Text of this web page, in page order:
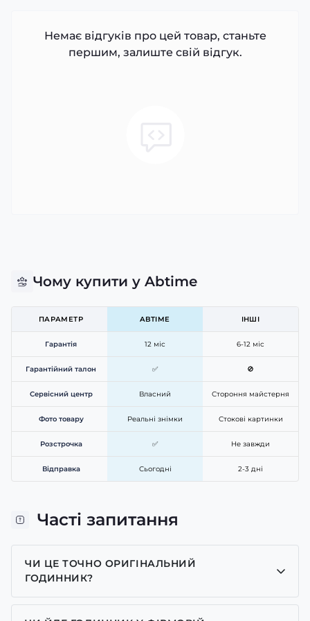
Немає відгуків про цей товар, станьте
першим, залиште свій відгук.
Чому купити у Abtime
ПАРАМЕТР ABTIME ІНШІ
Гарантія 12 міс 6-12 міс
Гарантійний талон ✅ 🚫
Сервісний центр Власний Стороння майстерня
Фото товару Реальні знімки Стокові картинки
Розстрочка ✅ Не завжди
Відправка Сьогодні 2-3 дні
Часті запитання
ЧИ ЦЕ ТОЧНО ОРИГІНАЛЬНИЙ
ГОДИННИК?
Так, усі годинники у нас лише оригінальні, ми є
представником багатьох брендів.